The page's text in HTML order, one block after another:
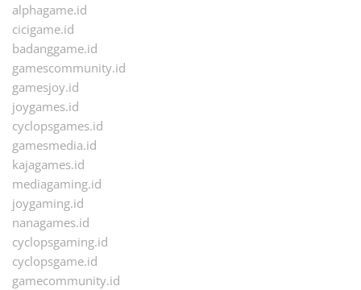
alphagame.id
cicigame.id
badanggame.id
gamescommunity.id
gamesjoy.id
joygames.id
cyclopsgames.id
gamesmedia.id
kajagames.id
mediagaming.id
joygaming.id
nanagames.id
cyclopsgaming.id
cyclopsgame.id
gamecommunity.id